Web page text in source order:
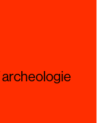
archeologie